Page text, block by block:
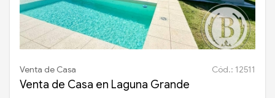
Venta de Casa Cód.: 12511
Venta de Casa en Laguna Grande